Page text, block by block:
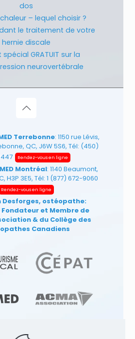
dos
– lequel choisir ?
le traitement de votre
hernie discale
GRATUIT sur la
neurovertébrale
Terrebonne: 1150 rue Lévis,
QC, J6W 5S6, Tél: (450)
Rendez-vous en ligne
Montréal: 1140 Beaumont,
H3P 3E5, Tél: 1 (877) 672-9060
Rendez-vous en ligne
Desforges, ostéopathe:
et Membre de
& du Collège des
Canadiens